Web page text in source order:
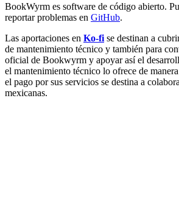
BookWyrm es software de código abierto.
reportar problemas en GitHub.
Las aportaciones en Ko-fi se destinan a
de mantenimiento técnico y también para
oficial de Bookwyrm y apoyar así el
el mantenimiento técnico lo ofrece de
el pago por sus servicios se destina a
mexicanas.